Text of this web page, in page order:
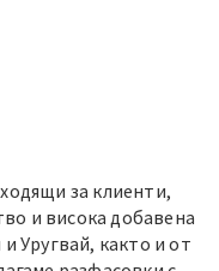
за клиенти,
и висока добавена
Уругвай, както и от